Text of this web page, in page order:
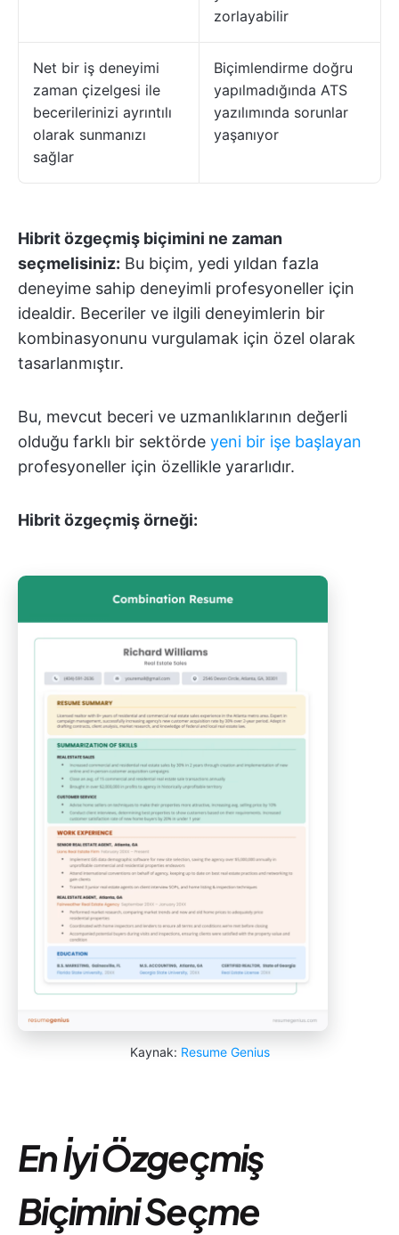
zorlayabilir
Net bir iş deneyimi
zaman çizelgesi ile
becerilerinizi ayrıntılı
olarak sunmanızı
sağlar
Biçimlendirme doğru
yapılmadığında ATS
yazılımında sorunlar
yaşanıyor
Hibrit özgeçmiş biçimini ne zaman
seçmelisiniz: Bu biçim, yedi yıldan fazla
deneyime sahip deneyimli profesyoneller için
idealdir. Beceriler ve ilgili deneyimlerin bir
kombinasyonunu vurgulamak için özel olarak
tasarlanmıştır.
Bu, mevcut beceri ve uzmanlıklarının değerli
olduğu farklı bir sektörde yeni bir işe başlayan
profesyoneller için özellikle yararlıdır.
Hibrit özgeçmiş örneği:
Kaynak: Resume Genius
En İyi Özgeçmiş
Biçimini Seçme